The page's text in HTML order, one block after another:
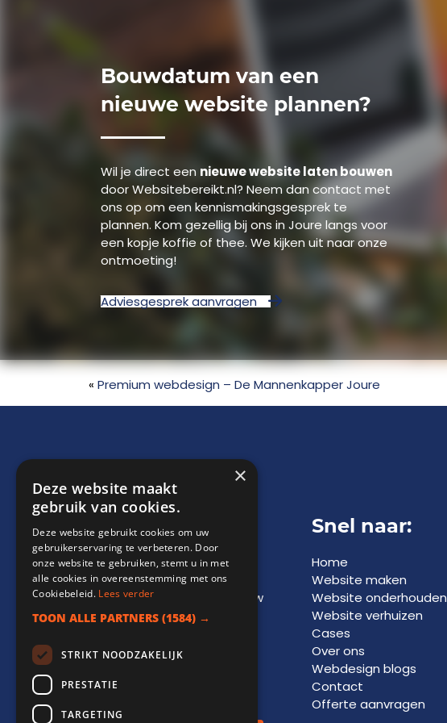
Bouwdatum van een
nieuwe website plannen?
Wil je direct een nieuwe website laten bouwen
door Websitebereikt.nl? Neem dan contact met
ons op om een kennismakingsgesprek te
plannen. Kom gezellig bij ons in Joure langs voor
een kopje koffie of thee. We kijken uit naar onze
ontmoeting!
Adviesgesprek aanvragen
« Premium webdesign – De Mannenkapper Joure
Adviesgesprek
Een vrijblijvend
adviesgesprek biedt
inzicht in
voor jouw
bedrijf en vormt de basis
ensucces . Laat je
experts.
Snel naar:
Home
Website maken
Website onderhouden
Website verhuizen
Cases
Over ons
Webdesign blogs
Contact
Offerte aanvragen
×
Deze website maakt
gebruik van cookies.
Deze website gebruikt cookies om uw
gebruikerservaring te verbeteren. Door
onze website te gebruiken, stemt u in met
alle cookies in overeenstemming met ons
Cookiebeleid. Lees verder
TOON ALLE PARTNERS (1584) →
STRIKT NOODZAKELIJK
PRESTATIE
TARGETING